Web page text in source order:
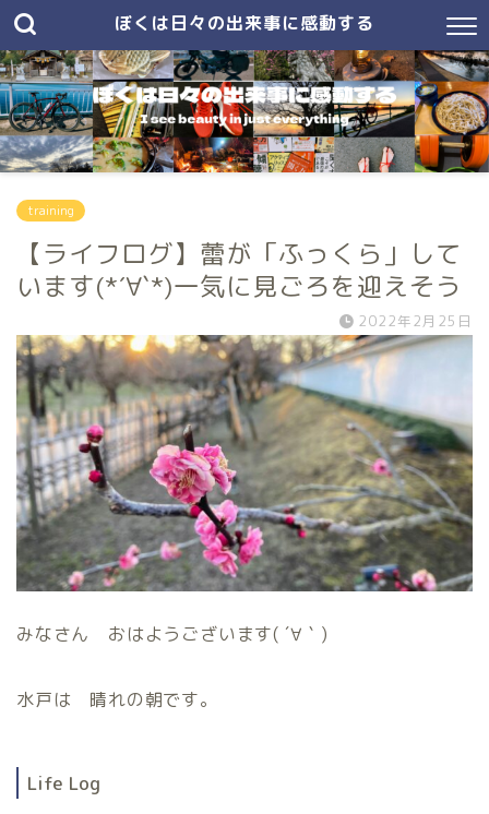
ぼくは日々の出来事に感動する
training
【ライフログ】蕾が「ふっくら」して
います(*´∀`*)一気に見ごろを迎えそう
2022年2月25日
みなさん おはようございます( ´∀｀)
水戸は 晴れの朝です。
Life Log